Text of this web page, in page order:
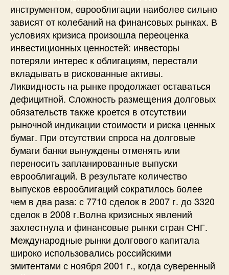
инструментом, еврооблигации наиболее сильно
зависят от колебаний на финансовых рынках. В
условиях кризиса произошла переоценка
инвестиционных ценностей: инвесторы
потеряли интерес к облигациям, перестали
вкладывать в рискованные активы.
Ликвидность на рынке продолжает оставаться
дефицитной. Сложность размещения долговых
обязательств также кроется в отсутствии
рыночной индикации стоимости и риска ценных
бумаг. При отсутствии спроса на долговые
бумаги банки вынуждены отменять или
переносить запланированные выпуски
еврооблигаций. В результате количество
выпусков еврооблигаций сократилось более
чем в два раза: с 7710 сделок в 2007 г. до 3320
сделок в 2008 г.Волна кризисных явлений
захлестнула и финансовые рынки стран СНГ.
Международные рынки долгового капитала
широко использовались российскими
эмитентами с ноября 2001 г., когда суверенный